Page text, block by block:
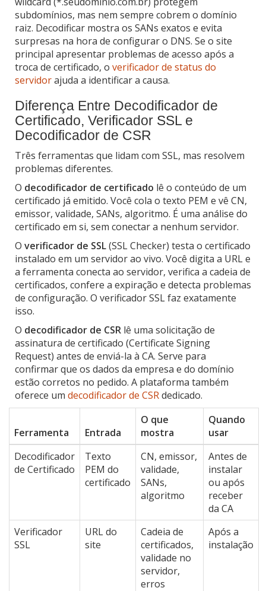
subdomínios, mas nem sempre cobrem o domínio
raiz. Decodificar mostra os SANs exatos e evita
surpresas na hora de configurar o DNS. Se o site
principal apresentar problemas de acesso após a
troca de certificado, o verificador de status do
servidorajuda a identificar a causa.
Diferença Entre Decodificador de
Certificado, Verificador SSL e
Decodificador de CSR
Três ferramentas que lidam com SSL, mas resolvem
problemas diferentes.
O decodificador de certificado lê o conteúdo de um
certificado já emitido. Você cola o texto PEM e vê CN,
emissor, validade, SANs, algoritmo. É uma análise do
certificado em si, sem conectar a nenhum servidor.
O verificador de SSL(SSL Checker) testa o certificado
instalado em um servidor ao vivo. Você digita a URL e
a ferramenta conecta ao servidor, verifica a cadeia de
certificados, confere a expiração e detecta problemas
de configuração. O verificador SSL faz exatamente
isso.
O decodificador de CSR lê uma solicitação de
assinatura de certificado (Certificate Signing
Request) antes de enviá-la à CA. Serve para
confirmar que os dados da empresa e do domínio
estão corretos no pedido. A plataforma também
oferece um decodificador de CSRdedicado.
Ferramenta Entrada
O que
mostra
Quando
usar
Decodificador
de Certificado
Texto
PEM do
certificado
CN, emissor,
validade,
SANs,
algoritmo
Antes de
instalar
ou após
receber
da CA
Verificador
SSL
URL do
site
Cadeia de
certificados,
validade no
servidor,
erros
Após a
instalação